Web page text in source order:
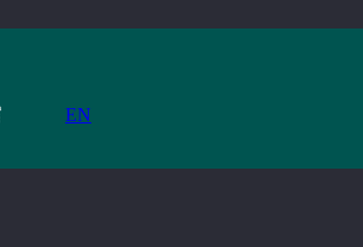
EN